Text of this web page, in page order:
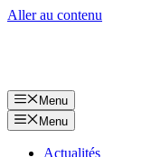
Aller au contenu
Menu
Menu
Actualités